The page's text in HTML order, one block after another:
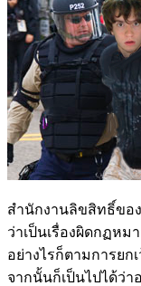
สำนักงานลิขสิทธิ์ขอ
ว่าเป็นเรื่องผิดกฏหม
อย่างไรก็ตามการยก
จากนั้นก็เป็นไปได้ว่